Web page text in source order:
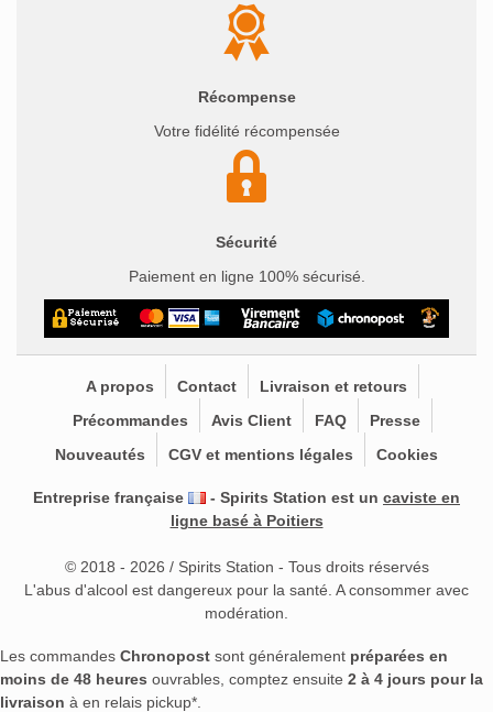
Récompense
Votre fidélité récompensée
Sécurité
Paiement en ligne 100% sécurisé.
A propos Contact
Livraison et retours
Précommandes
Avis Client FAQ
Presse
Nouveautés
CGV et mentions légales Cookies
Entreprise française - Spirits Station est un caviste en
ligne basé à Poitiers
© 2018 - 2026 / Spirits Station - Tous droits réservés
L'abus d'alcool est dangereux pour la santé. A consommer avec
modération.
Les commandes Chronopost sont généralement préparées en
moins de 48 heures ouvrables, comptez ensuite 2 à 4 jours pour la
livraison à en relais pickup*.